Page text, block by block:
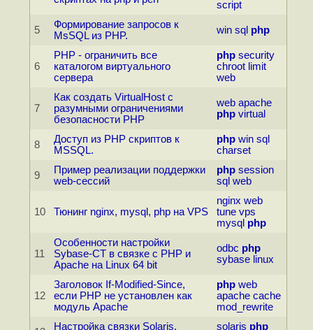
script
5
Формирование запросов к
MsSQL из PHP.
win sql php
6
PHP - ограничить все
каталогом виртуального
сервера
php security
chroot limit
web
7
Как создать VirtualHost с
разумными ограничениями
безопасности PHP
web apache
php virtual
8
Доступ из PHP скриптов к
MSSQL.
php win sql
charset
9
Пример реализации поддержки
web-сессий
php session
sql web
10 Тюнинг nginx, mysql, php на VPS
nginx web
tune vps
mysql php
11
Особенности настройки
Sybase-CT в связке с PHP и
Apache на Linux 64 bit
odbc php
sybase linux
12
Заголовок If-Modified-Since,
если PHP не установлен как
модуль Apache
php web
apache cache
mod_rewrite
Настройка связки Solaris, solaris php